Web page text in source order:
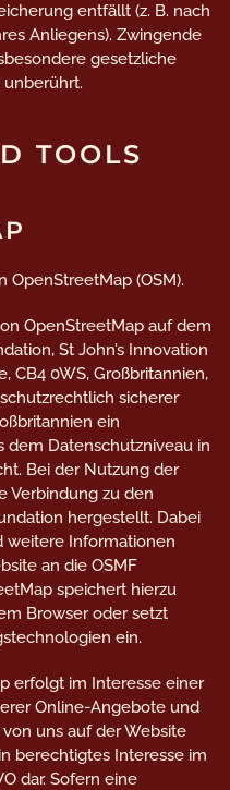
entfällt (z. B. nach
Anliegens). Zwingende
gesetzliche
TOOLS
(OSM).
OpenStreetMap auf dem
St John’s Innovation
CB4 0WS, Großbritannien,
sicherer
ein
dem Datenschutzniveau in
Bei der Nutzung der
Verbindung zu den
hergestellt. Dabei
weitere Informationen
an die OSMF
speichert hierzu
Browser oder setzt
ein.
erfolgt im Interesse einer
Online-Angebote und
uns auf der Website
berechtigtes Interesse im
dar. Sofern eine